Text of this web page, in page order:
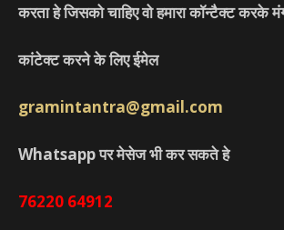
करता हे जिसको चाहिए वो हमारा कॉन्टैक्ट करके
कांटेक्ट करने के लिए ईमेल
gramintantra@gmail.com
Whatsapp पर मेसेज भी कर सकते हे
76220 64912